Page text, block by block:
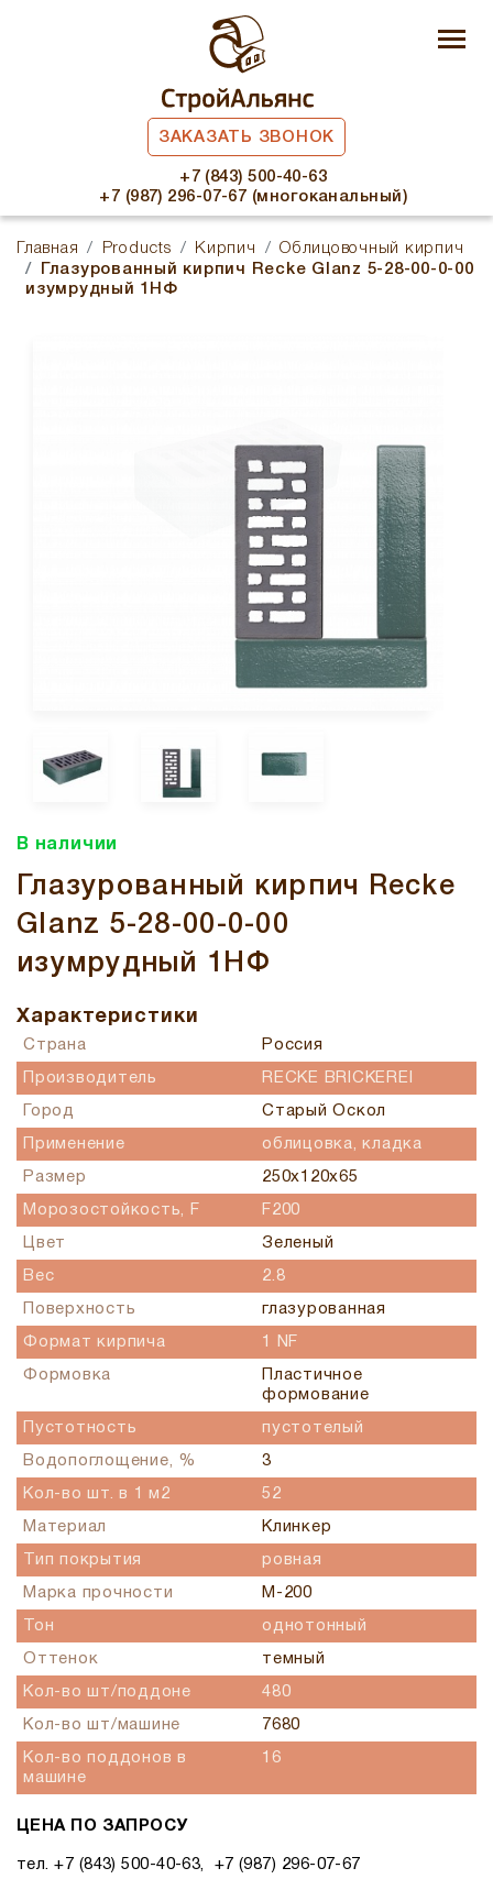
ЗАКАЗАТЬ ЗВОНОК
+7 (843) 500-40-63
+7 (987) 296-07-67 (многоканальный)
Главная Products Кирпич
Облицовочный кирпич
Глазурованный кирпич Recke Glanz 5-28-00-0-00
изумрудный 1НФ
В наличии
Глазурованный кирпич Recke
Glanz 5-28-00-0-00
изумрудный 1НФ
Характеристики
Страна Россия
Производитель RECKE BRICKEREI
Город Старый Оскол
Применение облицовка, кладка
Размер 250х120х65
Морозостойкость, F F200
Цвет Зеленый
Вес 2.8
Поверхность глазурованная
Формат кирпича 1 NF
Формовка
Пластичное
формование
Пустотность пустотелый
Водопоглощение, % 3
Кол-во шт. в 1 м2 52
Материал Клинкер
Тип покрытия ровная
Марка прочности М-200
Тон однотонный
Оттенок темный
Кол-во шт/поддоне 480
Кол-во шт/машине 7680
Кол-во поддонов в
машине
16
ЦЕНА ПО ЗАПРОСУ
тел. +7 (843) 500-40-63, +7 (987) 296-07-67